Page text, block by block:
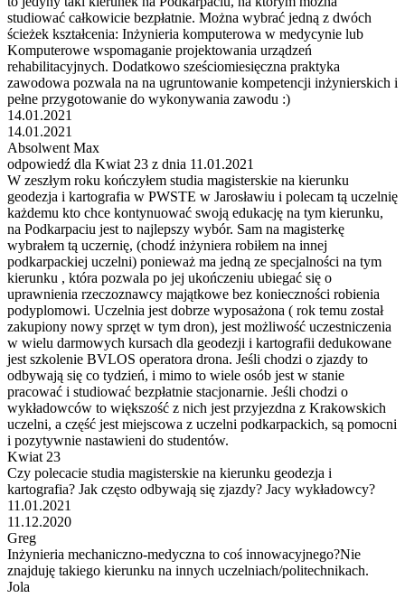
studiować całkowicie bezpłatnie. Można wybrać jedną z dwóch
ścieżek kształcenia: Inżynieria komputerowa w medycynie lub
Komputerowe wspomaganie projektowania urządzeń
rehabilitacyjnych. Dodatkowo sześciomiesięczna praktyka
zawodowa pozwala na na ugruntowanie kompetencji inżynierskich i
pełne przygotowanie do wykonywania zawodu :)
14.01.2021
14.01.2021
Absolwent Max
odpowiedź dla Kwiat 23 z dnia 11.01.2021
W zeszłym roku kończyłem studia magisterskie na kierunku
geodezja i kartografia w PWSTE w Jarosławiu i polecam tą uczelnię
każdemu kto chce kontynuować swoją edukację na tym kierunku,
na Podkarpaciu jest to najlepszy wybór. Sam na magisterkę
wybrałem tą uczernię, (chodź inżyniera robiłem na innej
podkarpackiej uczelni) ponieważ ma jedną ze specjalności na tym
kierunku , która pozwala po jej ukończeniu ubiegać się o
uprawnienia rzeczoznawcy majątkowe bez konieczności robienia
podyplomowi. Uczelnia jest dobrze wyposażona ( rok temu został
zakupiony nowy sprzęt w tym dron), jest możliwość uczestniczenia
w wielu darmowych kursach dla geodezji i kartografii dedukowane
jest szkolenie BVLOS operatora drona. Jeśli chodzi o zjazdy to
odbywają się co tydzień, i mimo to wiele osób jest w stanie
pracować i studiować bezpłatnie stacjonarnie. Jeśli chodzi o
wykładowców to większość z nich jest przyjezdna z Krakowskich
uczelni, a część jest miejscowa z uczelni podkarpackich, są pomocni
i pozytywnie nastawieni do studentów.
Kwiat 23
Czy polecacie studia magisterskie na kierunku geodezja i
kartografia? Jak często odbywają się zjazdy? Jacy wykładowcy?
11.01.2021
11.12.2020
Greg
Inżynieria mechaniczno-medyczna to coś innowacyjnego?Nie
znajduję takiego kierunku na innych uczelniach/politechnikach.
Jola